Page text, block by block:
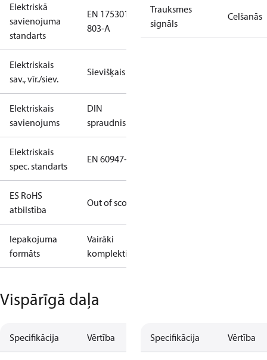
Elektriskā
savienojuma
standarts
EN 175301-
803-A
Elektriskais
sav., vīr./siev.
Sievišķais
Elektriskais
savienojums
DIN
spraudnis
Elektriskais
spec. standarts
EN 60947-5
ES RoHS
atbilstība
Out of scope
Iepakojuma
formāts
Vairāki
komplekti
Trauksmes
signāls
Celšanās
Vispārīgā daļa
Specifikācija Vērtība Specifikācija Vērtība